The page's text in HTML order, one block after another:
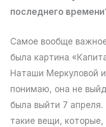
последнего
Самое вообще
была картина
Наташи Меркуловой
понимаю, она не
была выйти 7
такие вещи,